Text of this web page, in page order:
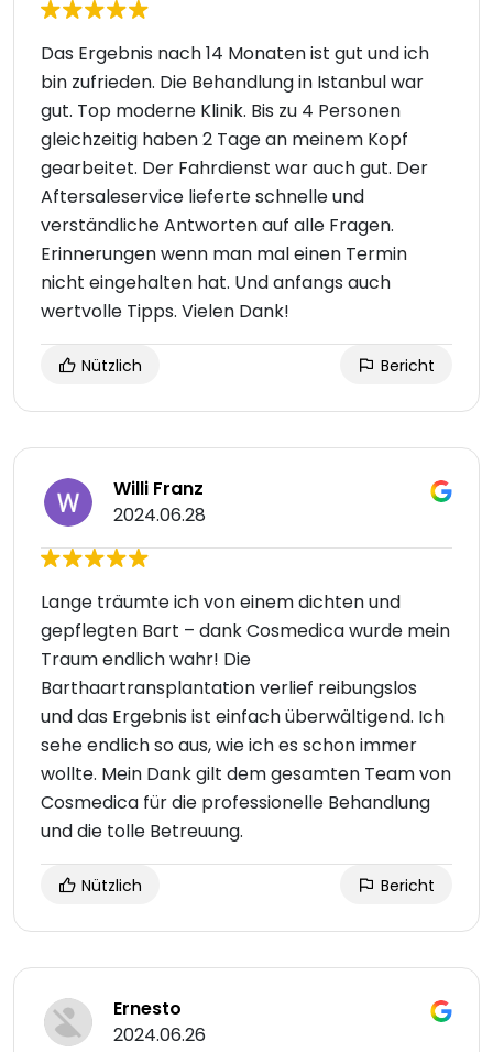
Das Ergebnis nach 14 Monaten ist gut und ich
bin zufrieden. Die Behandlung in Istanbul war
gut. Top moderne Klinik. Bis zu 4 Personen
gleichzeitig haben 2 Tage an meinem Kopf
gearbeitet. Der Fahrdienst war auch gut. Der
Aftersaleservice lieferte schnelle und
verständliche Antworten auf alle Fragen.
Erinnerungen wenn man mal einen Termin
nicht eingehalten hat. Und anfangs auch
wertvolle Tipps. Vielen Dank!
Nützlich Bericht
Willi Franz
2024.06.28
Lange träumte ich von einem dichten und
gepflegten Bart – dank Cosmedica wurde mein
Traum endlich wahr! Die
Barthaartransplantation verlief reibungslos
und das Ergebnis ist einfach überwältigend. Ich
sehe endlich so aus, wie ich es schon immer
wollte. Mein Dank gilt dem gesamten Team von
Cosmedica für die professionelle Behandlung
und die tolle Betreuung.
Nützlich Bericht
Ernesto
2024.06.26